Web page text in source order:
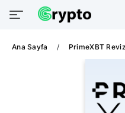
Ana Sayfa PrimeXBT